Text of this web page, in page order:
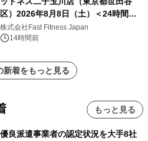
区）2026年8月8日（土）＜24時間年
中無休のフィットネスジム＞
株式会社Fast Fitness Japan
14時間前
新着をもっと見る
もっと見る
優良派遣事業者の認定状況を大手8社